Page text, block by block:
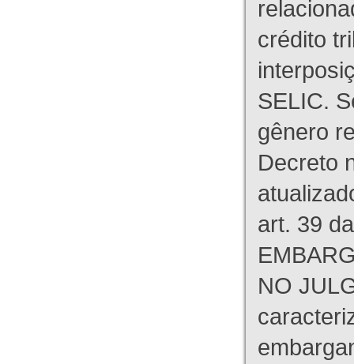
crédito
SELIC.
gênero
Decreto
art. 39
NO